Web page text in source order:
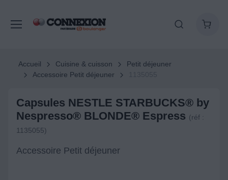
Accueil Cuisine & cuisson
Petit déjeuner
Accessoire Petit déjeuner
Capsules NESTLE STARBUCKS® by
Nespresso® BLONDE® Espress (réf :
1135055)
Accessoire Petit déjeuner